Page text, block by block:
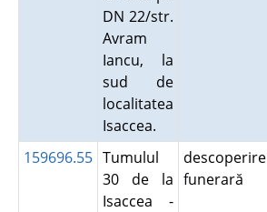
DN 22/str.
Avram
Iancu, la
sud de
localitatea
Isaccea.
159696.55 Tumulul
30 de la
Isaccea -
descoperire
funerară